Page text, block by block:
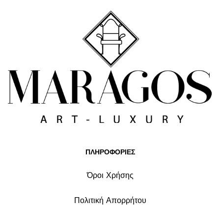
ΠΛΗΡΟΦΟΡΙΕΣ
Όροι Χρήσης
Πολιτική Απορρήτου